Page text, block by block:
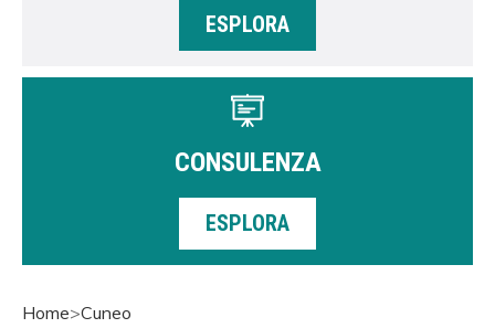
ESPLORA
CONSULENZA
ESPLORA
Home>Cuneo